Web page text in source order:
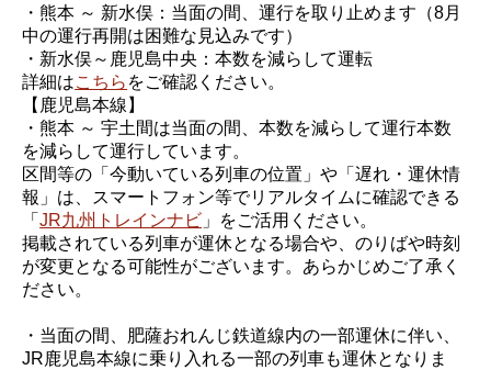
・熊本 ～ 新水俣：当面の間、運行を取り止めます（8月
中の運行再開は困難な見込みです）
・新水俣～鹿児島中央：本数を減らして運転
詳細はこちら をご確認ください。
【鹿児島本線】
・熊本 ～ 宇土間は当面の間、本数を減らして運行本数
を減らして運行しています。
区間等の「今動いている列車の位置」や「遅れ・運休情
報」は、スマートフォン等でリアルタイムに確認できる
「JR九州トレインナビ 」をご活用ください。
掲載されている列車が運休となる場合や、のりばや時刻
が変更となる可能性がございます。あらかじめご了承く
ださい。
・当面の間、肥薩おれんじ鉄道線内の一部運休に伴い、
JR鹿児島本線に乗り入れる一部の列車も運休となりま